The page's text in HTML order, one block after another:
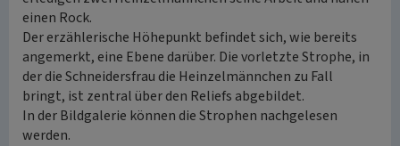
einen Rock.
Der erzählerische Höhepunkt befindet sich, wie bereits
angemerkt, eine Ebene darüber. Die vorletzte Strophe, in
der die Schneidersfrau die Heinzelmännchen zu Fall
bringt, ist zentral über den Reliefs abgebildet.
In der Bildgalerie können die Strophen nachgelesen
werden.